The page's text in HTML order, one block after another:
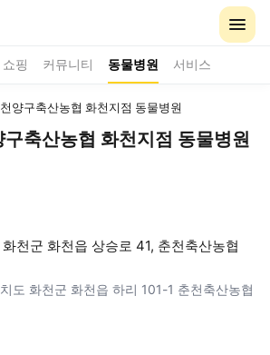
쇼핑 커뮤니티 동물병원 서비스
양구축산농협 화천지점 동물병원
축산농협 화천지점 동물병원
천군 화천읍 상승로 41, 춘천축산농협
도 화천군 화천읍 하리 101-1 춘천축산농협